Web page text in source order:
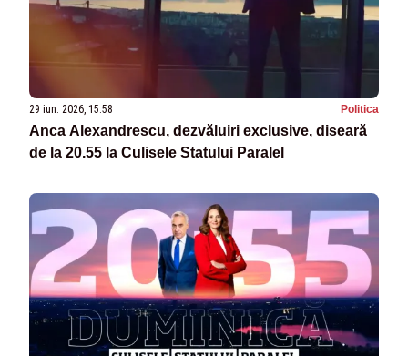
29 iun. 2026, 15:58 Politica
Anca Alexandrescu, dezvăluiri exclusive, diseară
de la 20.55 la Culisele Statului Paralel